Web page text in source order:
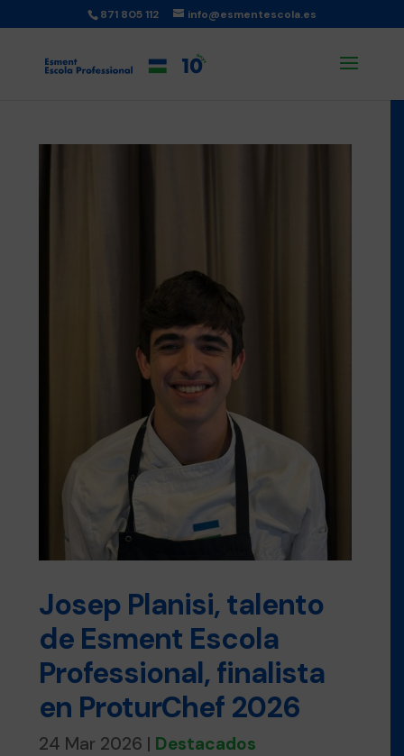
871 805 112 info@esmentescola.es
Josep Planisi, talento
de Esment Escola
Professional, finalista
en ProturChef 2026
24 Mar 2026 | Destacados